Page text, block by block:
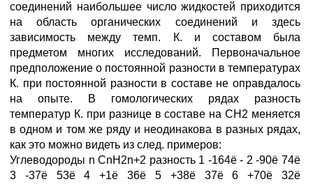
соединений наибольшее число жидкостей приходится
на область органических соединений и здесь
зависимость между темп. К. и составом была
предметом многих исследований. Первоначальное
предположение о постоянной разности в температурах
К. при постоянной разности в составе не оправдалось
на опыте. В гомологических рядах разность
температур К. при разнице в составе на СН2 меняется
в одном и том же ряду и неодинакова в разных рядах,
как это можно видеть из след. примеров:
Углеводороды n CnH2n+2 разность 1 -164ё - 2 -90ё 74ё
3 -37ё 53ё 4 +1ё 36ё 5 +38ё 37ё 6 +70ё 32ё